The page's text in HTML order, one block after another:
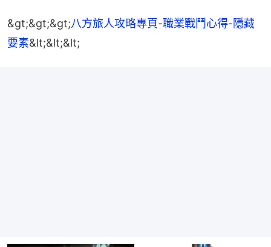
&gt;&gt;&gt;八方旅人攻略專頁-職業戰鬥心得-隱藏
要素&lt;&lt;&lt;